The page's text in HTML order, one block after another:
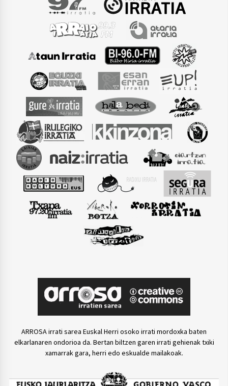
Arrosaren laburpen bideoa Hamaika
Telebistaren eskutik
2021/06/30
ARROSA irrati sarea Euskal Herri osoko irrati mordoxka baten
elkarlanaren ondorioa da. Bertan biltzen garen irrati gehienak txiki
xamarrak gara, herri edo eskualde mailakoak.